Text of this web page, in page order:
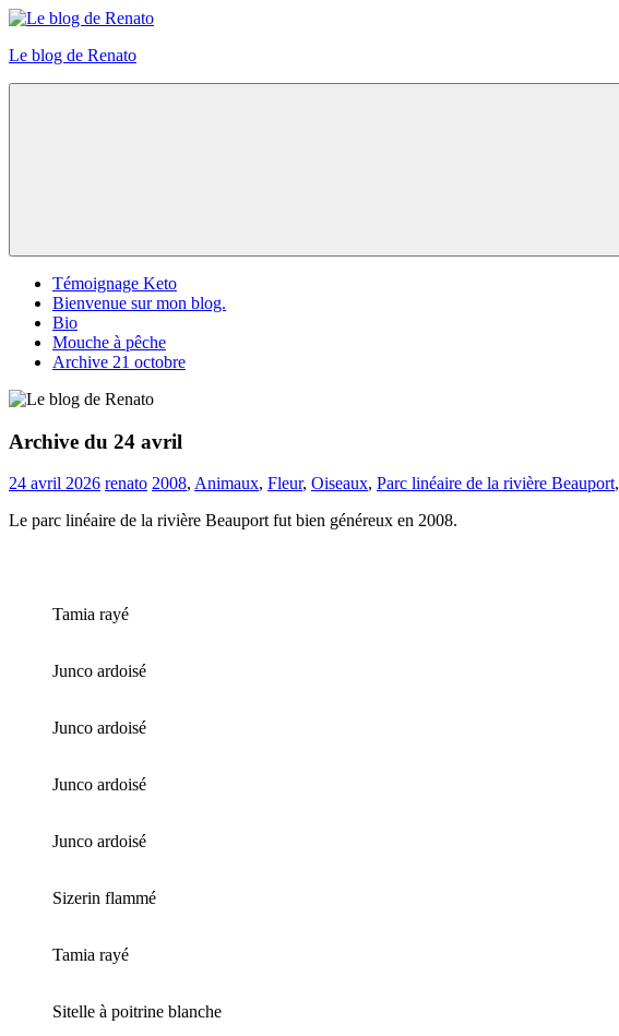
Skip
content
Le blog de Renato
Menu
Témoignage Keto
Bienvenue sur mon blog.
Bio
Mouche à pêche
Archive 21 octobre
Archive du 24 avril
24 avril 2026 renato 2008, Animaux, Fleur, Oiseaux, Parc linéaire de la rivière Beauport,
Le parc linéaire de la rivière Beauport fut bien généreux en 2008.
Tamia rayé
Junco ardoisé
Junco ardoisé
Junco ardoisé
Junco ardoisé
Sizerin flammé
Tamia rayé
Sitelle à poitrine blanche